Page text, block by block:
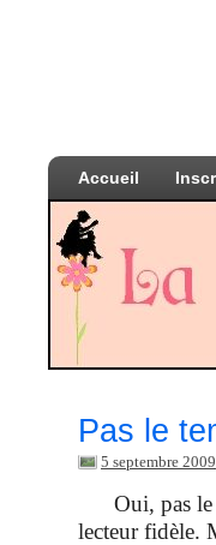
Accueil
Pas le
5 septembre 2009
Oui, pas le
lecteur fidèle.